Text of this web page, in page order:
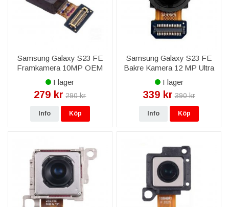
Samsung Galaxy S23 FE
Framkamera 10MP OEM
I lager
279 kr 290 kr
Info Köp
Samsung Galaxy S23 FE
Bakre Kamera 12 MP Ultra
Wide Original
I lager
339 kr 390 kr
Info Köp